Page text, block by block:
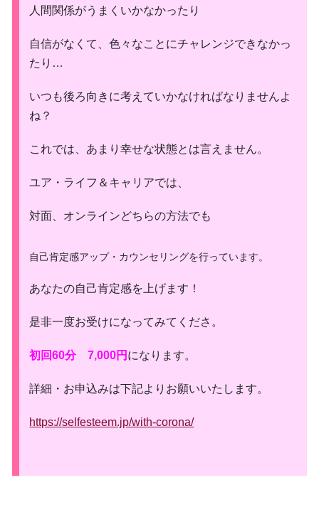
人間関係がうまくいかなかったり
自信がなくて、色々なことにチャレンジできなかっ
たり…
いつも後ろ向きに考えていかなければなりませんよ
ね？
これでは、あまり幸せな状態とは言えません。
ユア・ライフ＆キャリアでは、
対面、オンラインどちらの方法でも
自己肯定感アップ・カウンセリングを行っています。
あなたの自己肯定感を上げます！
是非一度お受けになってみてくださ。
初回60分 7,000円 になります。
詳細・お申込みは下記よりお願いいたします。
https://selfesteem.jp/with-corona/